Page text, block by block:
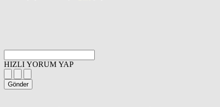
HIZLI YORUM YAP
Gönder